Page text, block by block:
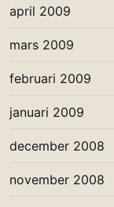
april 2009
mars 2009
februari 2009
januari 2009
december 2008
november 2008